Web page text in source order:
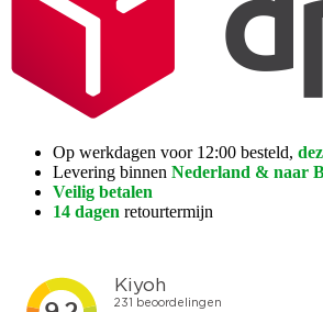
Op werkdagen voor 12:00 besteld,
Levering binnen Nederland & naar
Veilig betalen
14 dagen retourtermijn